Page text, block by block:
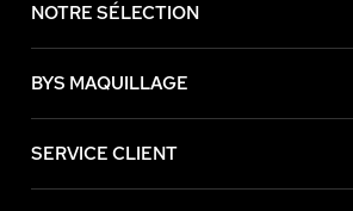
NOTRE SÉLECTION
BYS MAQUILLAGE
SERVICE CLIENT